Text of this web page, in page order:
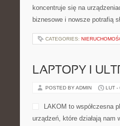
koncentruje się na
biznesowe i nowsze potrafią
CATEGORIES:
LAPTOPY I
POSTED BY ADMIN LUT -
LAKOM to współczesna
urządzeń, które działają